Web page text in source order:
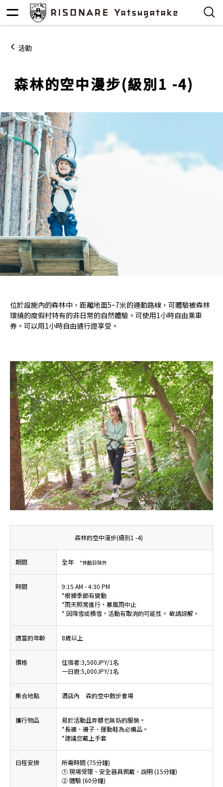
活動
森林的空中漫步(級別1 -4)
位於設施內的森林中，距離地面5~7米的運動路線，可體驗被森林
環繞的度假村特有的非日常的自然體驗。可使用1小時自由乘車
券。可以用1小時自由通行證享受。
森林的空中漫步(級別1 -4)
期間 全年 *休館日除外
時間
9:15 AM - 4:30 PM
*根據季節有變動
*雨天照常進行，暴風雨中止
* 因降雪或積雪，活動有取消的可能性。 敬請諒解。
適當的年齡 8歲以上
價格
住宿者:3,500JPY/1名
一日遊:5,000JPY/1名
集合地點 酒店內 森的空中散步會場
攜行物品
易於活動且弄髒也無妨的服裝。
*長褲、襪子、運動鞋為必備品。
*建議您戴上手套
日程安排
所需時間 (75分鐘)
① 現場受理、安全器具佩戴、說明 (15分鐘)
② 體驗 (60分鐘)